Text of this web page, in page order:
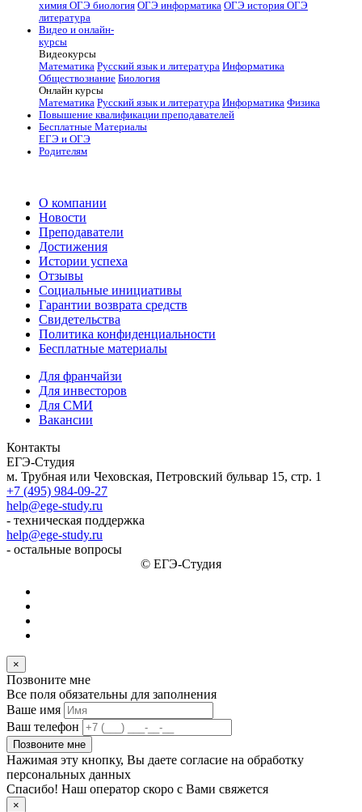
химия ОГЭ биология ОГЭ информатика ОГЭ история ОГЭ
литература
Видео и онлайн-
курсы
Видеокурсы
Математика Русский язык и литература Информатика
Обществознание Биология
Онлайн курсы
Математика Русский язык и литература Информатика Физика
Повышение квалификации преподавателей
Бесплатные Материалы
ЕГЭ и ОГЭ
Родителям
О компании
Новости
Преподаватели
Достижения
Истории успеха
Отзывы
Социальные инициативы
Гарантии возврата средств
Свидетельства
Политика конфиденциальности
Бесплатные материалы
Для франчайзи
Для инвесторов
Для СМИ
Вакансии
Контакты
ЕГЭ-Студия
м. Трубная или Чеховская, Петровский бульвар 15, стр. 1
+7 (495) 984-09-27
help@ege-study.ru
- техническая поддержка
help@ege-study.ru
- остальные вопросы
© ЕГЭ-Студия
×
Позвоните мне
Все поля обязательны для заполнения
Ваше имя
Ваш телефон
Позвоните мне
Нажимая эту кнопку, Вы даете согласие на обработку
персональных данных
Спасибо! Наш оператор скоро с Вами свяжется
×